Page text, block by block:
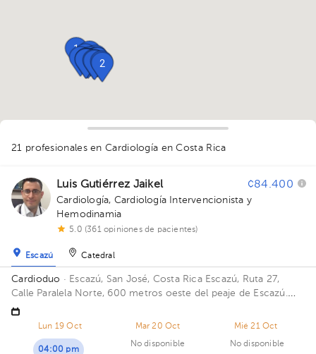
11
1
2
1
1 1
31
11
2 1
1 3
1 1
21 profesionales en Cardiología en Costa Rica
Luis Gutiérrez Jaikel ¢84.400
Cardiología, Cardiología Intervencionista y
Hemodinamia
5.0 (361 opiniones de pacientes)
Escazú Catedral
Cardioduo · Escazú, San José, Costa Rica Escazú, Ruta 27,
Calle Paralela Norte, 600 metros oeste del peaje de Escazú.
Frente a Avenida Escazú, al lado del Vindi. Edificio Duo Medical.
Edificio Duo Medical. Piso 3. Consultorio 20.
Lun 19 Oct
04:00 pm
Mar 20 Oct
No disponible
Mié 21 Oct
No disponible